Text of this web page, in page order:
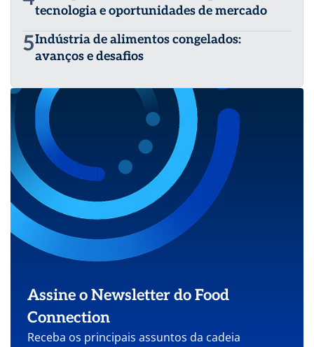
tecnologia e oportunidades de mercado
5Indústria de alimentos congelados:
avanços e desafios
Assine o Newsletter do Food
Connection
Receba os principais assuntos da cadeia